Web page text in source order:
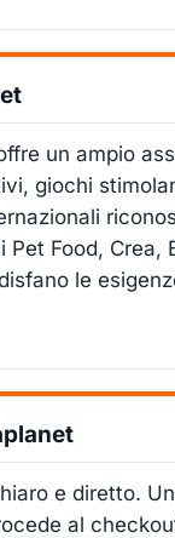
un ampio
giochi
Food, Crea,
le
e diretto.
al